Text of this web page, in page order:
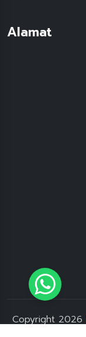
Alamat
Copyright 2026